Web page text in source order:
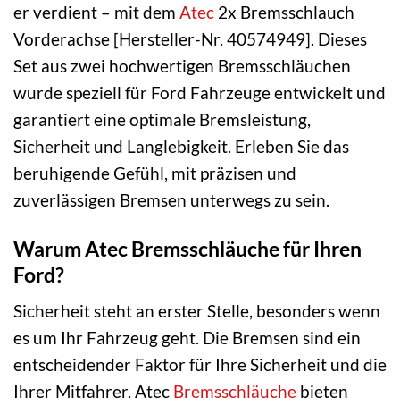
er verdient – mit dem Atec 2x Bremsschlauch
Vorderachse [Hersteller-Nr. 40574949]. Dieses
Set aus zwei hochwertigen Bremsschläuchen
wurde speziell für Ford Fahrzeuge entwickelt und
garantiert eine optimale Bremsleistung,
Sicherheit und Langlebigkeit. Erleben Sie das
beruhigende Gefühl, mit präzisen und
zuverlässigen Bremsen unterwegs zu sein.
Warum Atec Bremsschläuche für Ihren
Ford?
Sicherheit steht an erster Stelle, besonders wenn
es um Ihr Fahrzeug geht. Die Bremsen sind ein
entscheidender Faktor für Ihre Sicherheit und die
Ihrer Mitfahrer. Atec Bremsschläuche bieten